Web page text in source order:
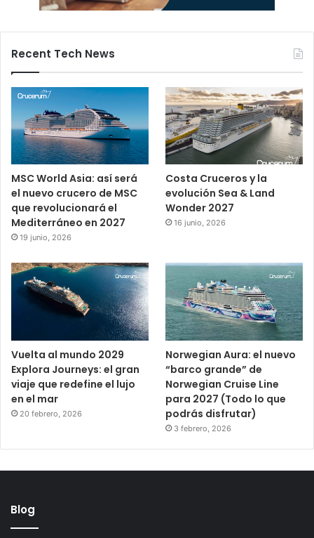
Recent Tech News
MSC World Asia: así será
el nuevo crucero de MSC
que revolucionará el
Mediterráneo en 2027
19 junio, 2026
Costa Cruceros y la
evolución Sea & Land
Wonder 2027
16 junio, 2026
Vuelta al mundo 2029
Explora Journeys: el gran
viaje que redefine el lujo
en el mar
20 febrero, 2026
Norwegian Aura: el nuevo
“barco grande” de
Norwegian Cruise Line
para 2027 (Todo lo que
podrás disfrutar)
3 febrero, 2026
Blog